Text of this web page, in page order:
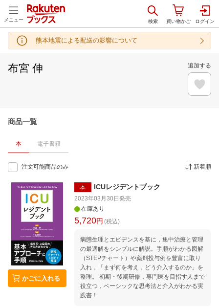
メニュー
熊本地震による配送の影響について
布宮 伸 追加する
商品一覧
本 電子書籍
注文可能商品のみ 新着順
かごに入れる
本 ICUレジデントブック
2023年03月30日 発売
在庫あり
5,720円 (税込)
病態生理とエビデンスを基に，集中治療と管理
の最適解をシンプルに解説。手順がわかる図解
（STEPチャート）や薬剤投与例を豊富に取り
入れ，「まず何を考え，どう介入するのか」を
整理。 初期・後期研修，専門医を目指す人まで
役立つ，ベーシックな思考法と介入がわかる実
践書！